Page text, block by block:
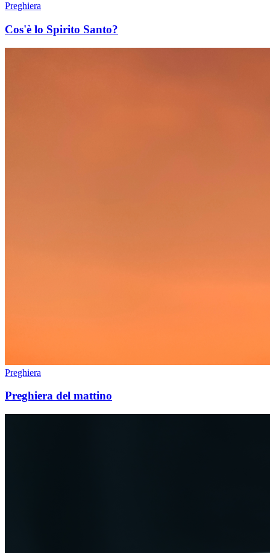
Preghiera
Cos'è lo Spirito Santo?
Preghiera
Preghiera del mattino